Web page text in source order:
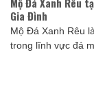
Gia Đình
Mộ Đá Xanh Rêu
trong lĩnh vực đá